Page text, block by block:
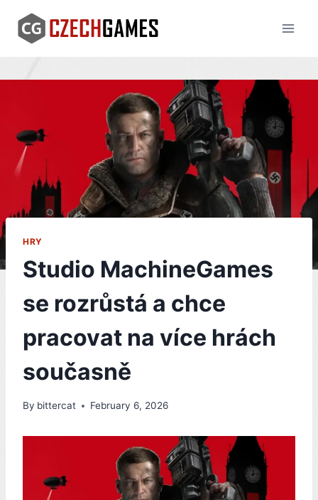
content
HRY
Studio MachineGames
se rozrůstá a chce
pracovat na více hrách
současně
By bittercat February 6, 2026